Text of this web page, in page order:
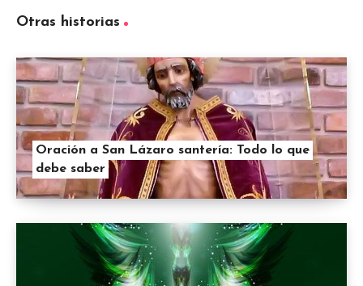
Otras historias
Oración a San Lázaro santería: Todo lo que
debe saber